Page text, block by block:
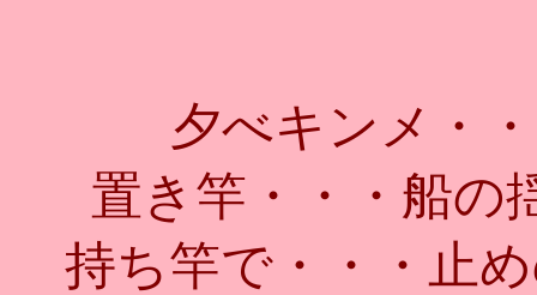
夕べキンメ・
置き竿・・・船の
持ち竿で・・・止